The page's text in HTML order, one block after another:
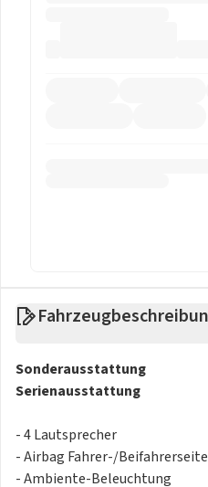
Sonderausstattung
Serienausstattung
- 4 Lautsprecher
- Airbag Fahrer-/Beifahrerseite
- Ambiente-Beleuchtung